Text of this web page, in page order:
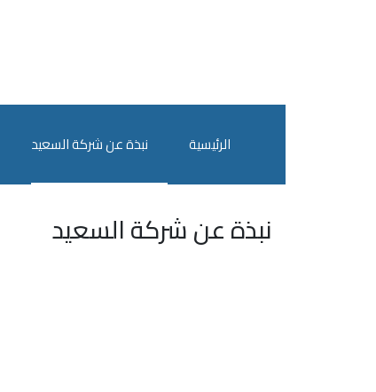
الرئيسية نبذة عن شركة السعيد
نبذة عن شركة السعيد